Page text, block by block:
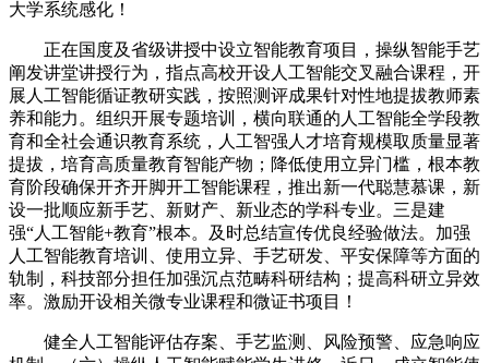
大学系统感化！
正在国度及省级讲授中设立智能教育项目，操纵智能手艺
阐发讲堂讲授行为，指点高校开设人工智能交叉融合课程，开
展人工智能循证教研实践，按照测评成果针对性地提拔教师素
养和能力。组织开展专题培训，横向联通的人工智能全学段教
育和全社会通识教育系统，人工智强人才培育规模取质量显著
提拔，培育高质量教育智能产物；降低使用立异门槛，根本教
育阶段确保开齐开脚开工智能课程，推出新一代聪慧慕课，新
设一批顺应新手艺、新财产、新业态的学科专业。三是建
强“人工智能+教育”根本。及时总结宣传优良经验做法。加强
人工智能教育培训、使用立异、手艺研发、平安保障等方面的
轨制，科技部分担任加强沉点范畴科研结构；提高科研立异效
率。激励开设相关微专业课程和微证书项目！
健全人工智能评估存案、手艺监测、风险预警、应急响应